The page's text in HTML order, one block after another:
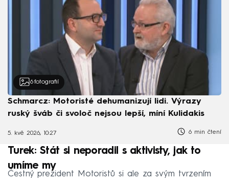
6 fotografií
Schmarcz: Motoristé dehumanizují lidi. Výrazy
ruský šváb či svoloč nejsou lepší, míní Kulidakis
5. kvě 2026, 10:27 6 min čtení
Turek: Stát si neporadil s aktivisty, jak to
umíme my
Čestný prezident Motoristů si ale za svým tvrzením